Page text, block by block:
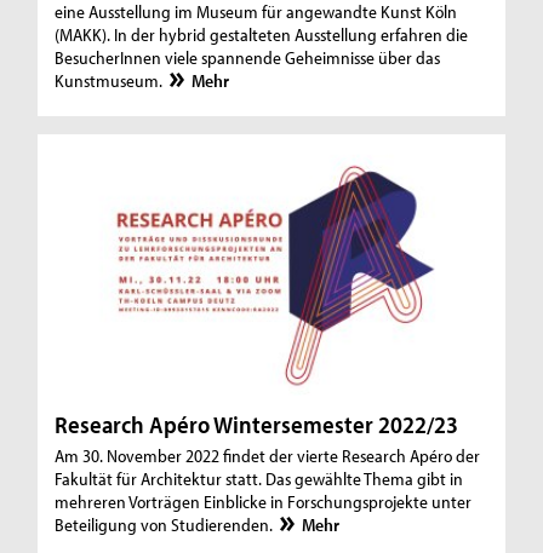
eine Ausstellung im Museum für angewandte Kunst Köln
(MAKK). In der hybrid gestalteten Ausstellung erfahren die
BesucherInnen viele spannende Geheimnisse über das
Kunstmuseum.
Mehr
Research Apéro Wintersemester 2022/23
Am 30. November 2022 findet der vierte Research Apéro der
Fakultät für Architektur statt. Das gewählte Thema gibt in
mehreren Vorträgen Einblicke in Forschungsprojekte unter
Beteiligung von Studierenden.
Mehr